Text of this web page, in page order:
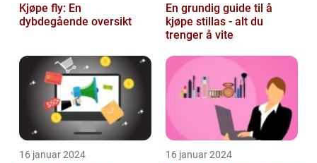
Kjøpe fly: En
dybdegående oversikt
En grundig guide til å
kjøpe stillas - alt du
trenger å vite
16 januar 2024 16 januar 2024